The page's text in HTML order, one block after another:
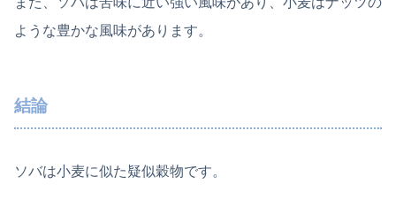
ような豊かな風味があります。
結論
ソバは小麦に似た疑似穀物です。